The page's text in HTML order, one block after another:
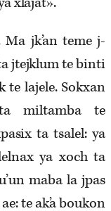
Ma jk’an teme j­
ta jtejklum te binti
te lajele. Sokxan
miltamba te
ta tsalel: ya
ya x­och ta
maba la jpas
te ak’a boukon